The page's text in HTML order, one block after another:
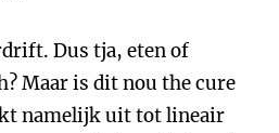
Dus tja, eten of
Maar is dit nou the cure
namelijk uit tot lineair